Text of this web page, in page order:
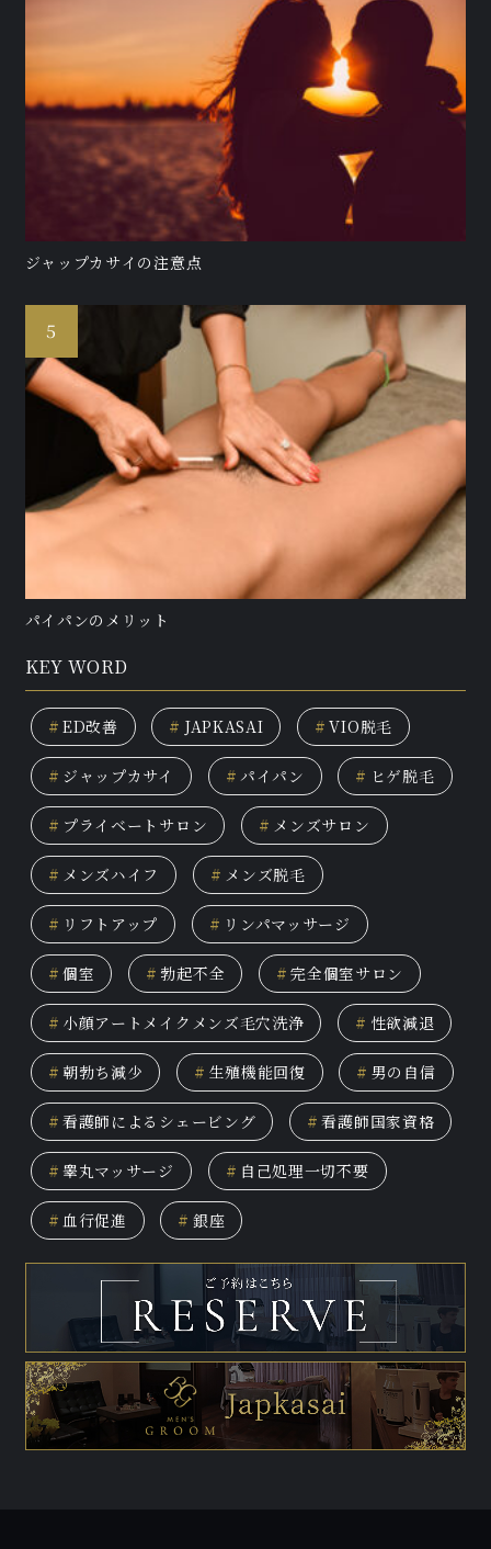
ジャップカサイの注意点
パイパンのメリット
KEY WORD
# ED改善 # JAPKASAI # VIO脱毛
# ジャップカサイ # パイパン # ヒゲ脱毛
# プライベートサロン # メンズサロン
# メンズハイフ # メンズ脱毛
# リフトアップ # リンパマッサージ
# 個室 # 勃起不全 # 完全個室サロン
# 小顔アートメイクメンズ毛穴洗浄 # 性欲減退
# 朝勃ち減少 # 生殖機能回復 # 男の自信
# 看護師によるシェービング # 看護師国家資格
# 睾丸マッサージ # 自己処理一切不要
# 血行促進 # 銀座